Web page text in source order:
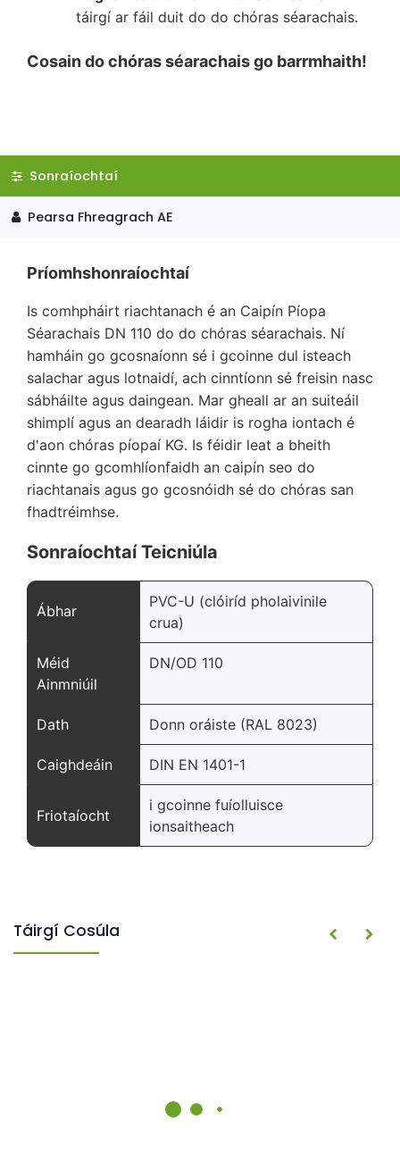
táirgí ar fáil duit do do chóras séarachais.
Cosain do chóras séarachais go barrmhaith!
Sonraíochtaí
Pearsa Fhreagrach AE
Príomhshonraíochtaí
Is comhpháirt riachtanach é an Caipín Píopa
Séarachais DN 110 do do chóras séarachais. Ní
hamháin go gcosnaíonn sé i gcoinne dul isteach
salachar agus lotnaidí, ach cinntíonn sé freisin nasc
sábháilte agus daingean. Mar gheall ar an suiteáil
shimplí agus an dearadh láidir is rogha iontach é
d'aon chóras píopaí KG. Is féidir leat a bheith
cinnte go gcomhlíonfaidh an caipín seo do
riachtanais agus go gcosnóidh sé do chóras san
fhadtréimhse.
Sonraíochtaí Teicniúla
Ábhar
PVC-U (clóiríd pholaivinile
crua)
Méid
Ainmniúil
DN/OD 110
Dath Donn oráiste (RAL 8023)
Caighdeáin DIN EN 1401-1
Friotaíocht
i gcoinne fuíolluisce
ionsaitheach
Táirgí Cosúla